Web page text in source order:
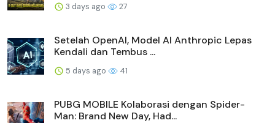
3 days ago 27
Setelah OpenAI, Model AI Anthropic Lepas
Kendali dan Tembus ...
5 days ago 41
PUBG MOBILE Kolaborasi dengan Spider-
Man: Brand New Day, Had...